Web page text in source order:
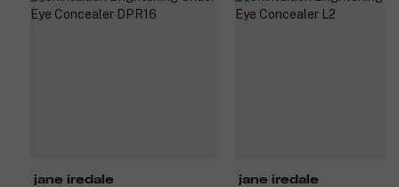
jane iredale
jane iredale